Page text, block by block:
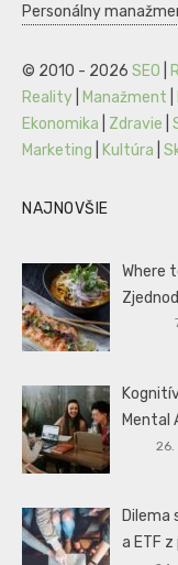
Personálny
© 2010 - 2026 SEO
Reality
Manažment
Ekonomika
Zdravie
Marketing
Kultúra
NAJNOVŠIE
Where
Mental
26.
Dilema
a ETF